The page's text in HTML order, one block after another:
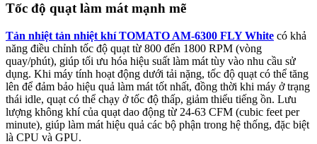
Tốc độ quạt làm mát mạnh mẽ
Tản nhiệt tản nhiệt khí TOMATO AM-6300 FLY White có khả
năng điều chỉnh tốc độ quạt từ 800 đến 1800 RPM (vòng
quay/phút), giúp tối ưu hóa hiệu suất làm mát tùy vào nhu cầu sử
dụng. Khi máy tính hoạt động dưới tải nặng, tốc độ quạt có thể tăng
lên để đảm bảo hiệu quả làm mát tốt nhất, đồng thời khi máy ở trạng
thái idle, quạt có thể chạy ở tốc độ thấp, giảm thiểu tiếng ồn. Lưu
lượng không khí của quạt dao động từ 24-63 CFM (cubic feet per
minute), giúp làm mát hiệu quả các bộ phận trong hệ thống, đặc biệt
là CPU và GPU.